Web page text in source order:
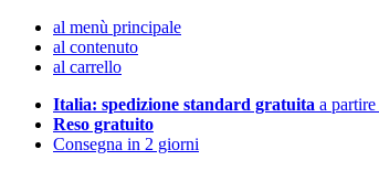
al menù principale
al contenuto
al carrello
Italia: spedizione standard gratuita a
Reso gratuito
Consegna in 2 giorni